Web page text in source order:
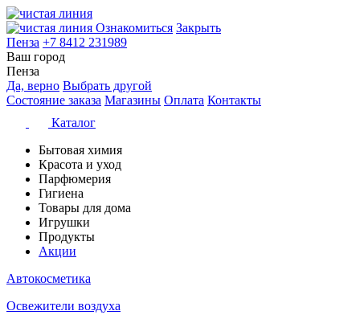
Ознакомиться Закрыть
Пенза +7 8412 231989
Ваш город
Пенза
Да, верно Выбрать другой
Состояние заказа Магазины Оплата Контакты
Каталог
Бытовая химия
Красота и уход
Парфюмерия
Гигиена
Товары для дома
Игрушки
Продукты
Акции
Автокосметика
Освежители воздуха